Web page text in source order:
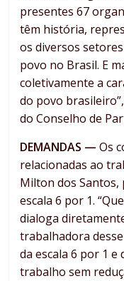
presentes 67
têm história,
os diversos
povo no Brasil. E
coletivamente a
do povo
do Conselho de
DEMANDAS — Os
relacionadas ao
Milton dos Santos,
escala 6 por 1.
dialoga
trabalhadora
da escala 6 por 1 e
trabalho sem